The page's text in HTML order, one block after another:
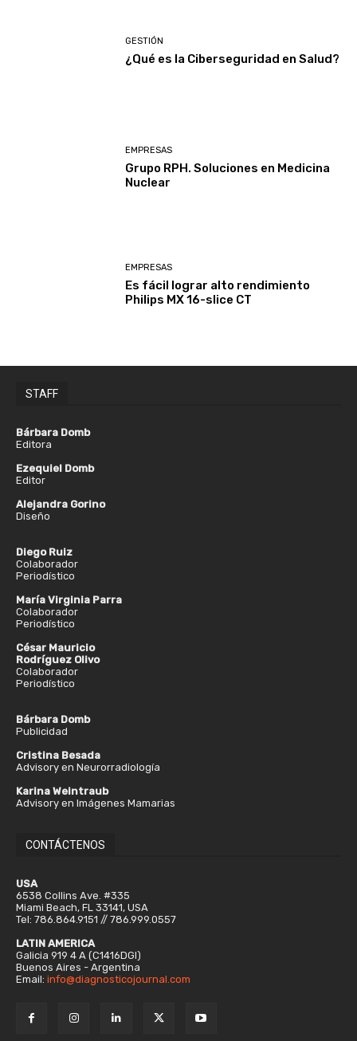
GESTIÓN
¿Qué es la Ciberseguridad en Salud?
EMPRESAS
Grupo RPH. Soluciones en Medicina
Nuclear
EMPRESAS
Es fácil lograr alto rendimiento
Philips MX 16-slice CT
STAFF
Bárbara Domb
Editora
Ezequiel Domb
Editor
Alejandra Gorino
Diseño
Diego Ruiz
Colaborador
Periodístico
María Virginia Parra
Colaborador
Periodístico
César Mauricio
Rodríguez Olivo
Colaborador
Periodístico
Bárbara Domb
Publicidad
Cristina Besada
Advisory en Neurorradiología
Karina Weintraub
Advisory en Imágenes Mamarias
CONTÁCTENOS
USA
6538 Collins Ave. #335
Miami Beach, FL 33141, USA
Tel: 786.864.9151 // 786.999.0557
LATIN AMERICA
Galicia 919 4 A (C1416DGI)
Buenos Aires - Argentina
Email: info@diagnosticojournal.com